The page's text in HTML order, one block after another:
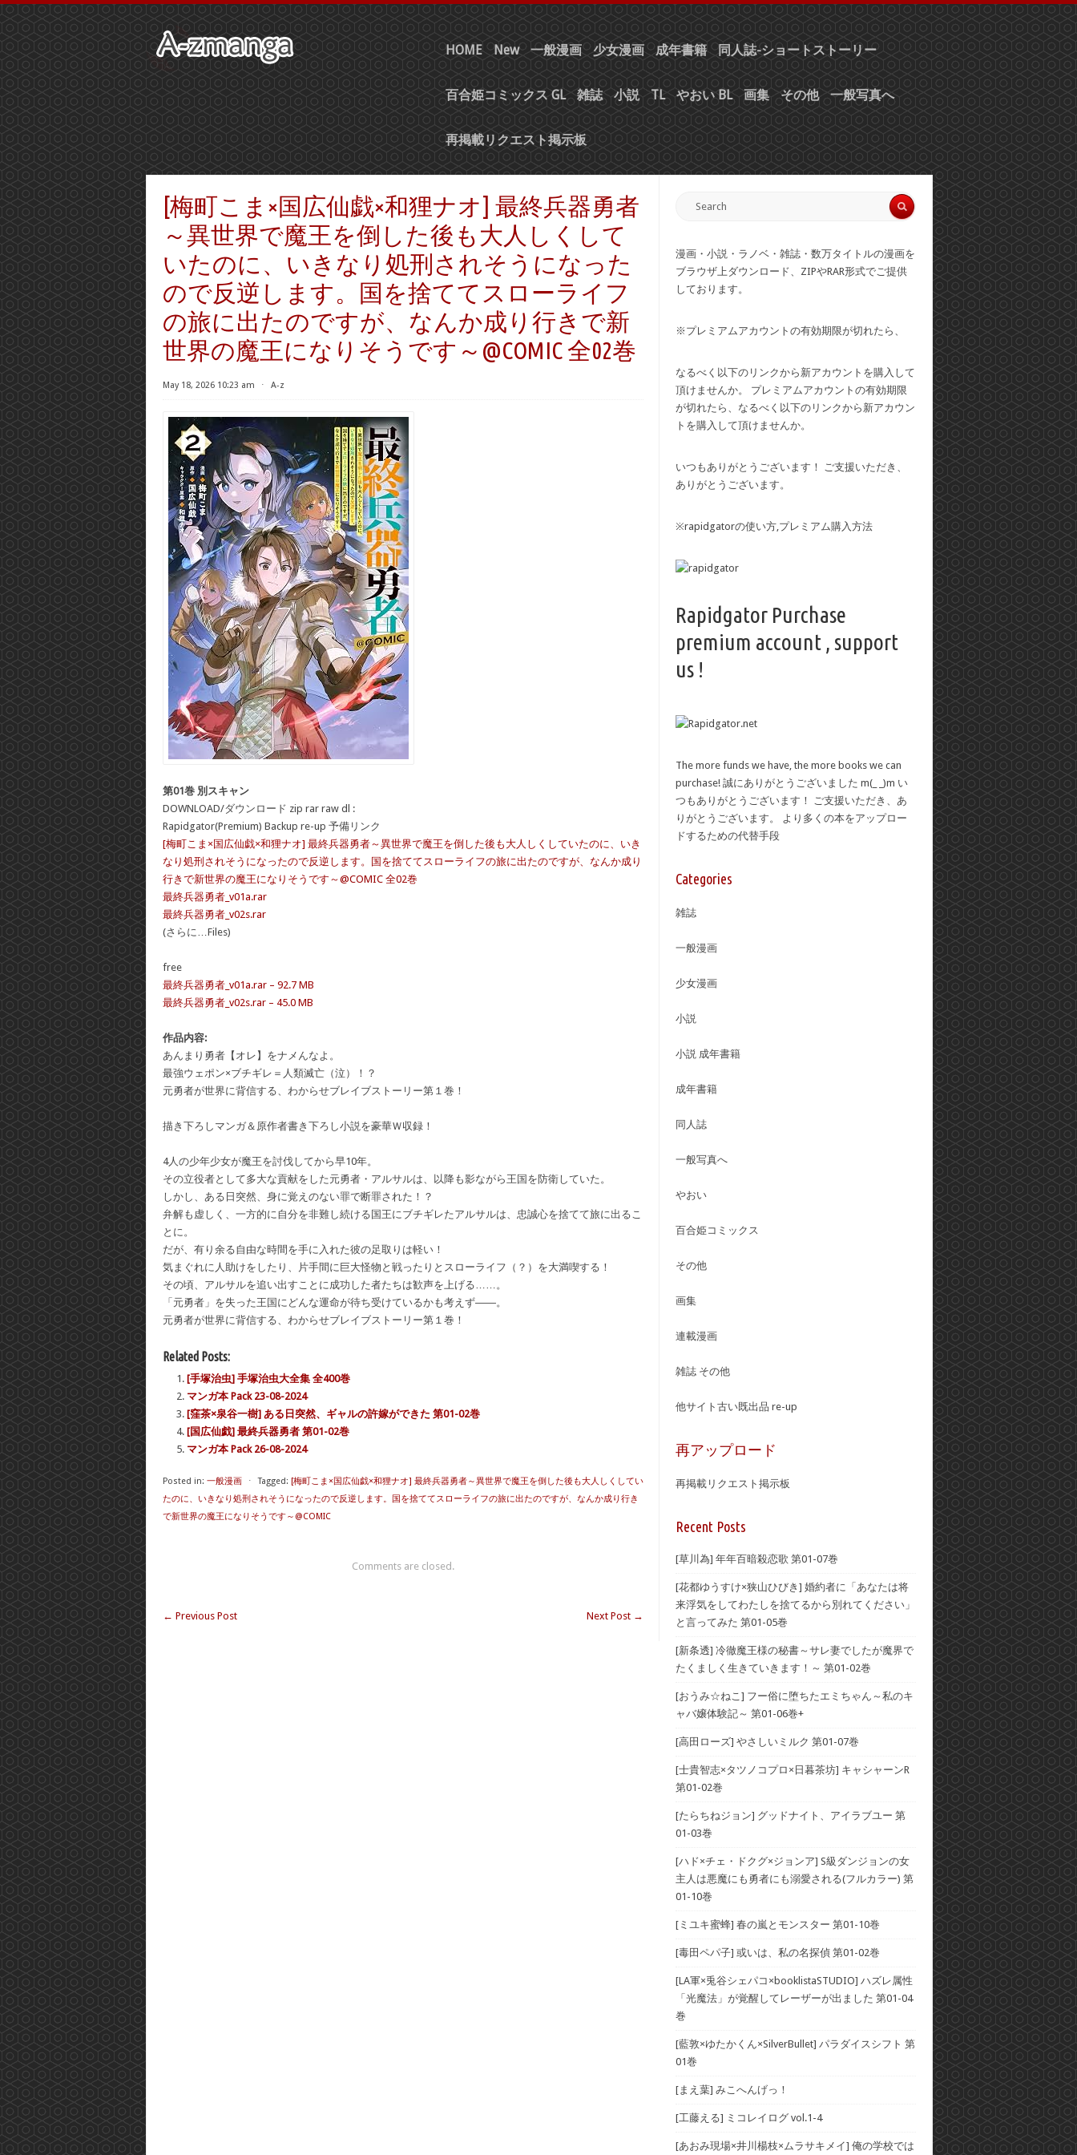
HOME New 一般漫画 少女漫画 成年書籍 同人誌-ショートストーリー
百合姫コミックス GL 雑誌 小説 TL やおい BL 画集 その他 一般写真へ
再掲載リクエスト掲示板
[梅町こま×国広仙戯×和狸ナオ] 最終兵器勇者
～異世界で魔王を倒した後も大人しくして
いたのに、いきなり処刑されそうになった
ので反逆します。国を捨ててスローライフ
の旅に出たのですが、なんか成り行きで新
世界の魔王になりそうです～@COMIC 全02巻
May 18, 2026 10:23 am ⋅ A-z
第01巻 別スキャン
DOWNLOAD/ダウンロード zip rar raw dl :
Rapidgator(Premium) Backup re-up 予備リンク
[梅町こま×国広仙戯×和狸ナオ] 最終兵器勇者～異世界で魔王を倒した後も大人しくしていたのに、いき
なり処刑されそうになったので反逆します。国を捨ててスローライフの旅に出たのですが、なんか成り
行きで新世界の魔王になりそうです～@COMIC 全02巻
最終兵器勇者_v01a.rar
最終兵器勇者_v02s.rar
(さらに…Files)
free
最終兵器勇者_v01a.rar – 92.7 MB
最終兵器勇者_v02s.rar – 45.0 MB
作品内容:
あんまり勇者【オレ】をナメんなよ。
最強ウェポン×ブチギレ＝人類滅亡（泣）！？
元勇者が世界に背信する、わからせブレイブストーリー第１巻！
描き下ろしマンガ＆原作者書き下ろし小説を豪華Ｗ収録！
4人の少年少女が魔王を討伐してから早10年。
その立役者として多大な貢献をした元勇者・アルサルは、以降も影ながら王国を防衛していた。
しかし、ある日突然、身に覚えのない罪で断罪された！？
弁解も虚しく、一方的に自分を非難し続ける国王にブチギレたアルサルは、忠誠心を捨てて旅に出るこ
とに。
だが、有り余る自由な時間を手に入れた彼の足取りは軽い！
気まぐれに人助けをしたり、片手間に巨大怪物と戦ったりとスローライフ（？）を大満喫する！
その頃、アルサルを追い出すことに成功した者たちは歓声を上げる……。
「元勇者」を失った王国にどんな運命が待ち受けているかも考えず――。
元勇者が世界に背信する、わからせブレイブストーリー第１巻！
Related Posts:
[手塚治虫] 手塚治虫大全集 全400巻
マンガ本 Pack 23-08-2024
[窪茶×泉谷一樹] ある日突然、ギャルの許嫁ができた 第01-02巻
[国広仙戯] 最終兵器勇者 第01-02巻
マンガ本 Pack 26-08-2024
Posted in: 一般漫画 ⋅ Tagged: [梅町こま×国広仙戯×和狸ナオ] 最終兵器勇者～異世界で魔王を倒した後も大人しくしてい
たのに、いきなり処刑されそうになったので反逆します。国を捨ててスローライフの旅に出たのですが、なんか成り行き
で新世界の魔王になりそうです～@COMIC
Comments are closed.
← Previous Post Next Post →
漫画・小説・ラノベ・雑誌・数万タイトルの漫画を
ブラウザ上ダウンロード、ZIPやRAR形式でご提供
しております。
※プレミアムアカウントの有効期限が切れたら、
なるべく以下のリンクから新アカウントを購入して
頂けませんか。 プレミアムアカウントの有効期限
が切れたら、なるべく以下のリンクから新アカウン
トを購入して頂けませんか。
いつもありがとうございます！ ご支援いただき、
ありがとうございます。
※rapidgatorの使い方,プレミアム購入方法
Rapidgator Purchase
premium account , support
us !
The more funds we have, the more books we can
purchase! 誠にありがとうございました m(_ _)m い
つもありがとうございます！ ご支援いただき、あ
りがとうございます。 より多くの本をアップロー
ドするための代替手段
Categories
雑誌
一般漫画
少女漫画
小説
小説 成年書籍
成年書籍
同人誌
一般写真へ
やおい
百合姫コミックス
その他
画集
連載漫画
雑誌 その他
他サイト古い既出品 re-up
再アップロード
再掲載リクエスト掲示板
Recent Posts
[草川為] 年年百暗殺恋歌 第01-07巻
[花都ゆうすけ×狭山ひびき] 婚約者に「あなたは将
来浮気をしてわたしを捨てるから別れてください」
と言ってみた 第01-05巻
[新条透] 冷徹魔王様の秘書～サレ妻でしたが魔界で
たくましく生きていきます！～ 第01-02巻
[おうみ☆ねこ] フー俗に堕ちたエミちゃん～私のキ
ャバ嬢体験記～ 第01-06巻+
[高田ローズ] やさしいミルク 第01-07巻
[士貴智志×タツノコプロ×日暮茶坊] キャシャーンR
第01-02巻
[たらちねジョン] グッドナイト、アイラブユー 第
01-03巻
[ハド×チェ・ドクグ×ジョンア] S級ダンジョンの女
主人は悪魔にも勇者にも溺愛される(フルカラー) 第
01-10巻
[ミユキ蜜蜂] 春の嵐とモンスター 第01-10巻
[毒田ペパ子] 或いは、私の名探偵 第01-02巻
[LA軍×兎谷シェパコ×booklistaSTUDIO] ハズレ属性
「光魔法」が覚醒してレーザーが出ました 第01-04
巻
[藍敦×ゆたかくん×SilverBullet] パラダイスシフト 第
01巻
[まえ葉] みこへんげっ！
[工藤える] ミコレイログ vol.1-4
[あおみ現場×井川楊枝×ムラサキメイ] 俺の学校では